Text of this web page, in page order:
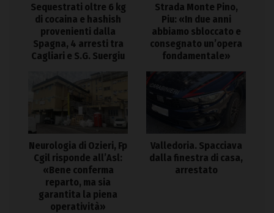
Sequestrati oltre 6 kg
di cocaina e hashish
provenienti dalla
Spagna, 4 arresti tra
Cagliari e S.G. Suergiu
Strada Monte Pino,
Piu: «In due anni
abbiamo sbloccato e
consegnato un’opera
fondamentale»
Neurologia di Ozieri, Fp
Cgil risponde all’Asl:
«Bene conferma
reparto, ma sia
garantita la piena
operatività»
Valledoria. Spacciava
dalla finestra di casa,
arrestato